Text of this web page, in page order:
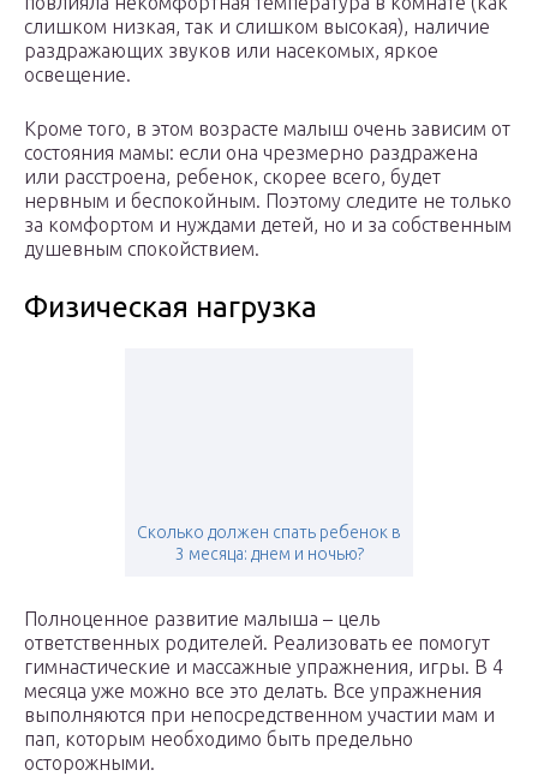
слишком низкая, так и слишком высокая), наличие
раздражающих звуков или насекомых, яркое
освещение.
Кроме того, в этом возрасте малыш очень зависим от
состояния мамы: если она чрезмерно раздражена
или расстроена, ребенок, скорее всего, будет
нервным и беспокойным. Поэтому следите не только
за комфортом и нуждами детей, но и за собственным
душевным спокойствием.
Физическая нагрузка
Сколько должен спать ребенок в
3 месяца: днем и ночью?
Полноценное развитие малыша – цель
ответственных родителей. Реализовать ее помогут
гимнастические и массажные упражнения, игры. В 4
месяца уже можно все это делать. Все упражнения
выполняются при непосредственном участии мам и
пап, которым необходимо быть предельно
осторожными.